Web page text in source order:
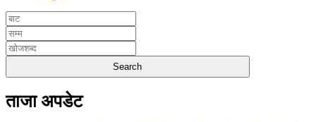
ताजा अपडेट